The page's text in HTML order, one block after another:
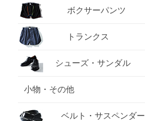
ボクサーパンツ
トランクス
シューズ・サンダル
小物・その他
ベルト・サスペンダー